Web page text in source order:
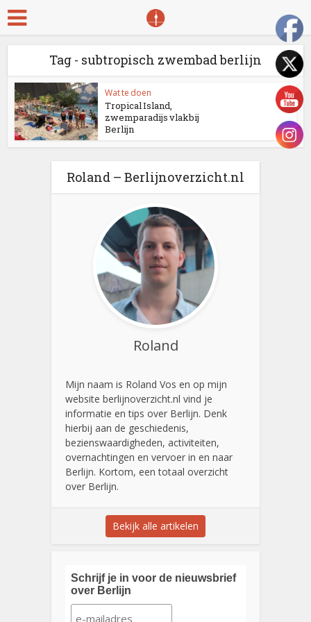
Tag - subtropisch zwembad berlijn
Wat te doen
Tropical Island,
zwemparadijs vlakbij
Berlijn
Roland – Berlijnoverzicht.nl
Roland
Mijn naam is Roland Vos en op mijn
website berlijnoverzicht.nl vind je
informatie en tips over Berlijn. Denk
hierbij aan de geschiedenis,
bezienswaardigheden, activiteiten,
overnachtingen en vervoer in en naar
Berlijn. Kortom, een totaal overzicht
over Berlijn.
Bekijk alle artikelen
Schrijf je in voor de nieuwsbrief
over Berlijn